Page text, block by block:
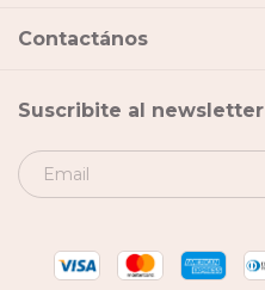
Contactános
Suscribite al newsletter